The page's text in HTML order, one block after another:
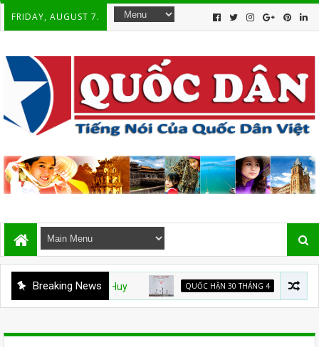
FRIDAY, AUGUST 7.
Breaking News QUỐC HẬN 30 THÁNG 4 Từ nhà tù đến “TỔ